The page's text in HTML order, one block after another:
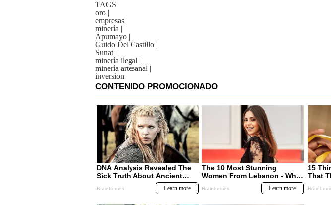
TAGS
oro |
empresas |
minería |
Apumayo |
Guido Del Castillo |
Sunat |
minería ilegal |
minería artesanal |
inversion